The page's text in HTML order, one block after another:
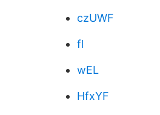
czUWF
fl
wEL
HfxYF